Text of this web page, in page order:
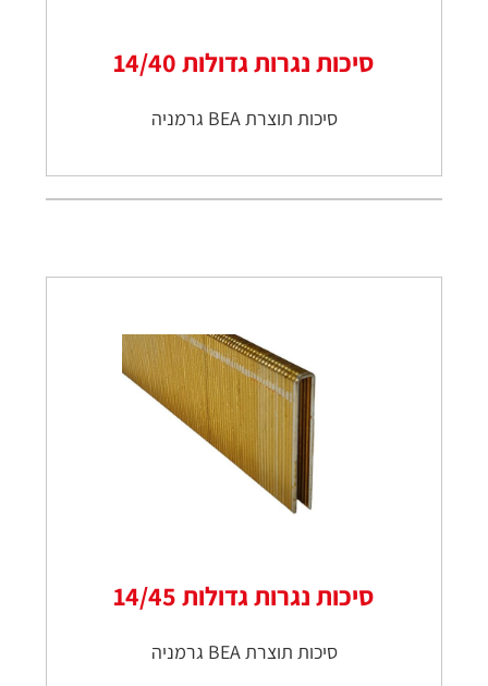
סיכות נגרות גדולות 14/40
סיכות תוצרת BEA גרמניה
סיכות נגרות גדולות 14/45
סיכות תוצרת BEA גרמניה